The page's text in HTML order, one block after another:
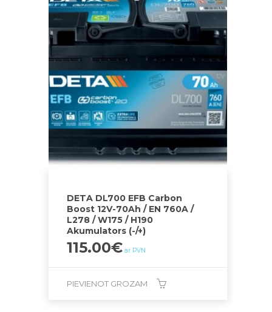
DETA DL700 EFB Carbon
Boost 12V-70Ah / EN 760A /
L278 / W175 / H190
Akumulators (-/+)
115.00€ ar PVN
PIEVIENOT GROZAM